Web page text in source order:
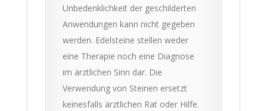
Unbedenklichkeit der geschilderten
Anwendungen kann nicht gegeben
werden. Edelsteine stellen weder
eine Therapie noch eine Diagnose
im ärztlichen Sinn dar. Die
Verwendung von Steinen ersetzt
keinesfalls ärztlichen Rat oder Hilfe.